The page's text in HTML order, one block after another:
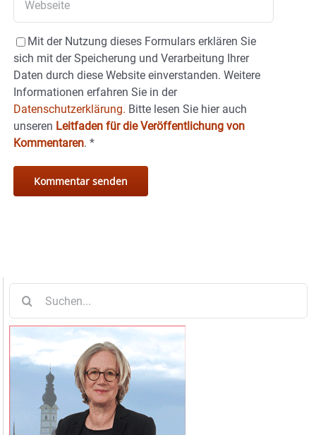
Mit der Nutzung dieses Formulars erklären Sie
sich mit der Speicherung und Verarbeitung Ihrer
Daten durch diese Website einverstanden. Weitere
Informationen erfahren Sie in der
Datenschutzerklärung. Bitte lesen Sie hier auch
unseren Leitfaden für die Veröffentlichung von
Kommentaren. *
nach: